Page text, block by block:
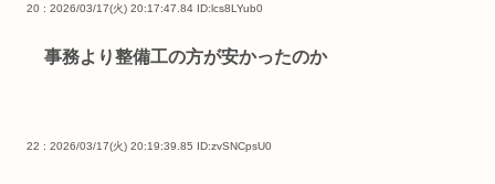
20 : 2026/03/17(火) 20:17:47.84 ID:lcs8LYub0
事務より整備工の方が安かったのか
22 : 2026/03/17(火) 20:19:39.85 ID:zvSNCpsU0